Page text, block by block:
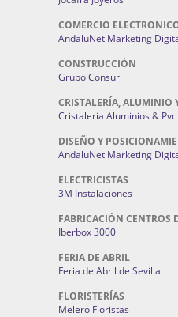
COMERCIO
AndaluNet Marketing
CONSTRUCCIÓN
Grupo Consur
CRISTALERÍA, ALUMINIO
Cristaleria Aluminios &
DISEÑO Y
AndaluNet Marketing
ELECTRICISTAS
3M Instalaciones
FABRICACIÓN CENTROS
Iberbox 3000
FERIA DE ABRIL
Feria de Abril de Sevilla
FLORISTERÍAS
Melero Floristas